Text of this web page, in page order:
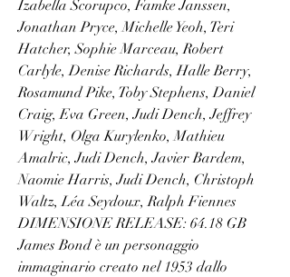
Izabella Scorupco, Famke Janssen,
Jonathan Pryce, Michelle Yeoh, Teri
Hatcher, Sophie Marceau, Robert
Carlyle, Denise Richards, Halle Berry,
Rosamund Pike, Toby Stephens, Daniel
Craig, Eva Green, Judi Dench, Jeffrey
Wright, Olga Kurylenko, Mathieu
Amalric, Judi Dench, Javier Bardem,
Naomie Harris, Judi Dench, Christoph
Waltz, Léa Seydoux, Ralph Fiennes
DIMENSIONE RELEASE: 64.18 GB
James Bond è un personaggio
immaginario creato nel 1953 dallo